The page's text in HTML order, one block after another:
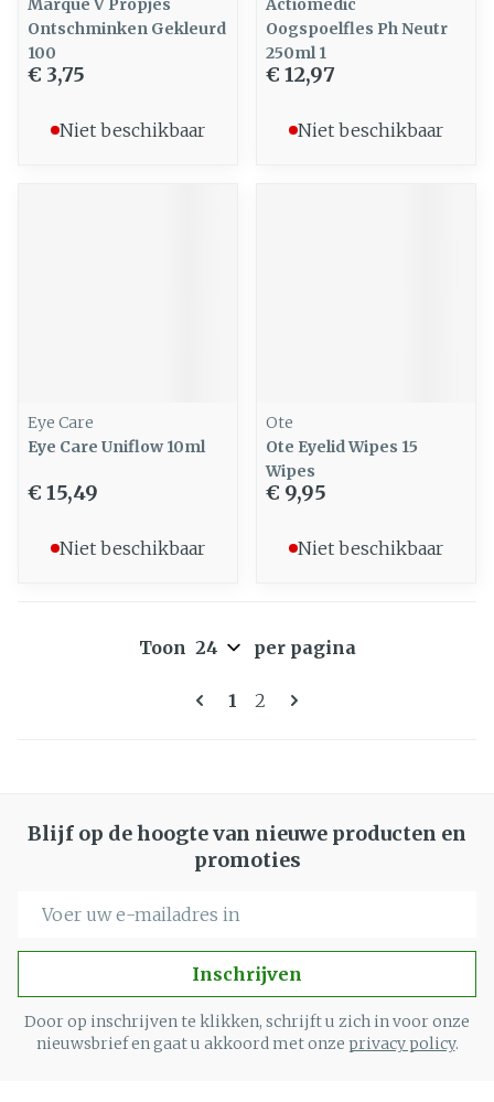
Marque V Propjes
Ontschminken Gekleurd
100
€ 3,75
Niet beschikbaar
Actiomedic
Oogspoelfles Ph Neutr
250ml 1
€ 12,97
Niet beschikbaar
Eye Care
Eye Care Uniflow 10ml
€ 15,49
Niet beschikbaar
Ote
Ote Eyelid Wipes 15
Wipes
€ 9,95
Niet beschikbaar
Pagina's
U lees momenteel pagina
1 Pagina
2
Toon per pagina
Blijf op de hoogte van nieuwe producten en
promoties
Inschrijven
Door op inschrijven te klikken, schrijft u zich in voor onze
nieuwsbrief en gaat u akkoord met onze privacy policy.